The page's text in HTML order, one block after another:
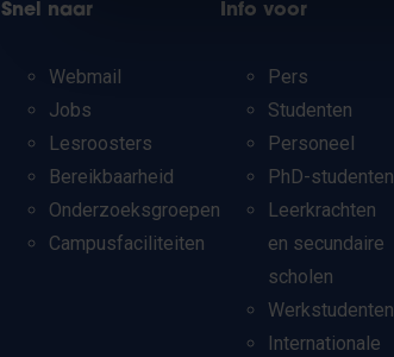
Snel naar
Webmail
Jobs
Lesroosters
Bereikbaarheid
Onderzoeksgroepen
Campusfaciliteiten
Info voor
Pers
Studenten
Personeel
PhD-studenten
Leerkrachten
en secundaire
scholen
Werkstudenten
Internationale